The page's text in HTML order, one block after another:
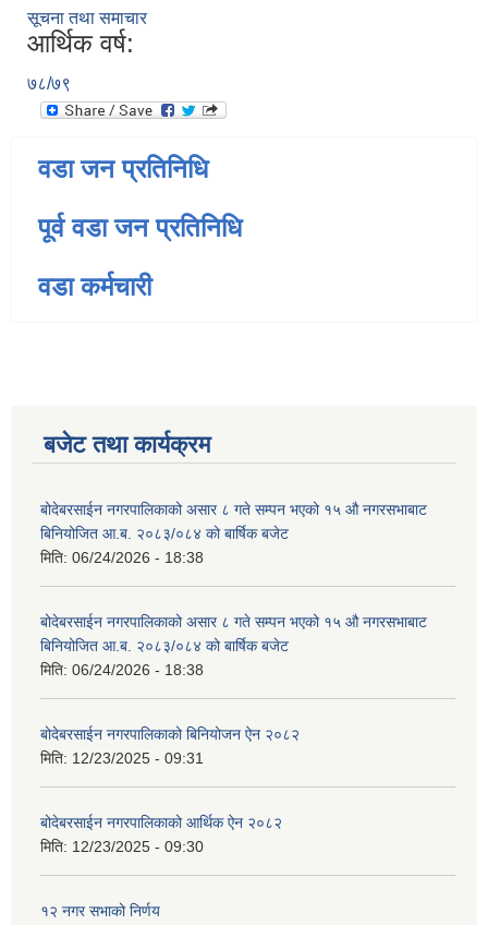
सूचना तथा समाचार
आर्थिक वर्ष:
७८/७९
वडा जन प्रतिनिधि
पूर्व वडा जन प्रतिनिधि
वडा कर्मचारी
बजेट तथा कार्यक्रम
बोदेबरसाईन नगरपालिकाको असार ८ गते सम्पन भएको १५ ‍‍‍औ नगरसभाबाट
बिनियोजित आ.ब. २०८३/०८४ को बार्षिक बजेट
मिति: 06/24/2026 - 18:38
बोदेबरसाईन नगरपालिकाको असार ८ गते सम्पन भएको १५ ‍‍‍औ नगरसभाबाट
बिनियोजित आ.ब. २०८३/०८४ को बार्षिक बजेट
मिति: 06/24/2026 - 18:38
बोदेबरसाईन नगरपालिकाको बिनियोजन ऐन २०८२
मिति: 12/23/2025 - 09:31
बोदेबरसाईन नगरपालिकाको आर्थिक ऐन २०८२
मिति: 12/23/2025 - 09:30
१२ नगर सभाको निर्णय